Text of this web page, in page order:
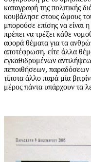
καταγραφή της πολιτικής
κουβάλησε στους ώμους
μπορούσε επίσης να είναι
πρέπει να τρέξει κάθε
αφορά θέματα για τα
αποτέφρωση, είτε άλλα
εγκαθιδρυμένων
πεποιθήσεων, παραδόσεων
τίποτα άλλο παρά μία
μέρος πάντα υπάρχουν τα